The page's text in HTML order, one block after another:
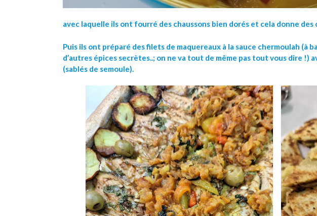
avec laquelle ils ont fourré des chaussons bien dorés et cela donne
Puis ils ont préparé des filets de maquereaux à la sauce chermoulah (à
d’autres épices secrètes..; on ne va tout de même pas tout vous dire !)
(sablés de semoule).